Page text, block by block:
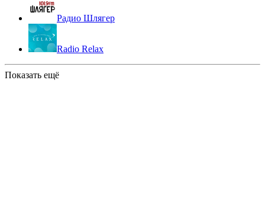
Радио Шлягер
Radio Relax
Показать ещё